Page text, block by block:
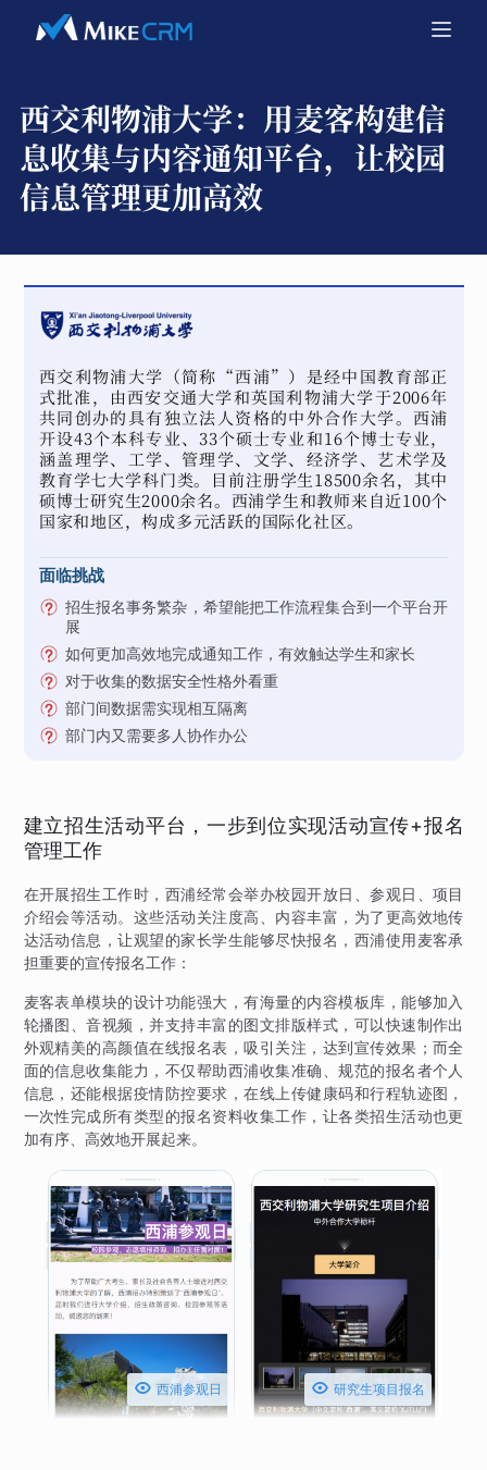
西交利物浦大学： 用麦客构建信
息收集与内容通知平台，让校园
信息管理更加高效
西交利物浦大学（简称“西浦”）是经中国教育部正
式批准，由西安交通大学和英国利物浦大学于2006年
共同创办的具有独立法人资格的中外合作大学。西浦
开设43个本科专业、33个硕士专业和16个博士专业，
涵盖理学、工学、管理学、文学、经济学、艺术学及
教育学七大学科门类。目前注册学生18500余名，其中
硕博士研究生2000余名。西浦学生和教师来自近100个
国家和地区，构成多元活跃的国际化社区。
面临挑战
招生报名事务繁杂，希望能把工作流程集合到一个平台开
展
如何更加高效地完成通知工作，有效触达学生和家长
对于收集的数据安全性格外看重
部门间数据需实现相互隔离
部门内又需要多人协作办公
建立招生活动平台，一步到位实现活动宣传+报名
管理工作
在开展招生工作时，西浦经常会举办校园开放日、参观日、项目
介绍会等活动。这些活动关注度高、内容丰富，为了更高效地传
达活动信息，让观望的家长学生能够尽快报名，西浦使用麦客承
担重要的宣传报名工作：
麦客表单模块的设计功能强大，有海量的内容模板库，能够加入
轮播图、音视频，并支持丰富的图文排版样式，可以快速制作出
外观精美的高颜值在线报名表，吸引关注，达到宣传效果；而全
面的信息收集能力，不仅帮助西浦收集准确、规范的报名者个人
信息，还能根据疫情防控要求，在线上传健康码和行程轨迹图，
一次性完成所有类型的报名资料收集工作，让各类招生活动也更
加有序、高效地开展起来。
 西浦参观日  研究生项目报名